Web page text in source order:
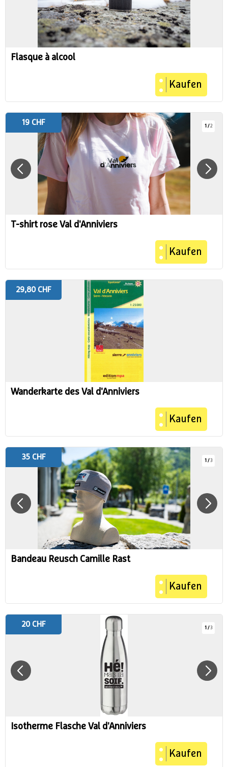
Flasque à alcool
Kaufen
1 /2
T-shirt rose Val d'Anniviers
Kaufen
19 CHF
Wanderkarte des Val d'Anniviers
Kaufen
29,80 CHF
1 /3
Bandeau Reusch Camille Rast
Kaufen
35 CHF
1 /3
Isotherme Flasche Val d'Anniviers
Kaufen
20 CHF